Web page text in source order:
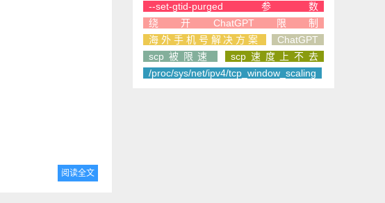
阅读全文
--set-gtid-purged参数
绕开ChatGPT限制
海外手机号解决方案
ChatGPT
scp被限速
scp速度上不去
/proc/sys/net/ipv4/tcp_window_scaling